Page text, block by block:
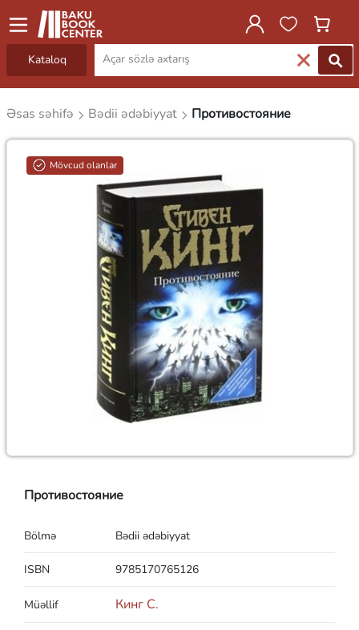
Kataloq
Əsas səhifə Bədii ədəbiyyat Противостояние
Mövcud olanlar
Противостояние
Bölmə Bədii ədəbiyyat
ISBN 9785170765126
Müəllif Кинг С.